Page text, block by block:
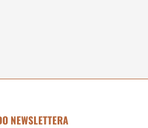
NEWSLETTERA